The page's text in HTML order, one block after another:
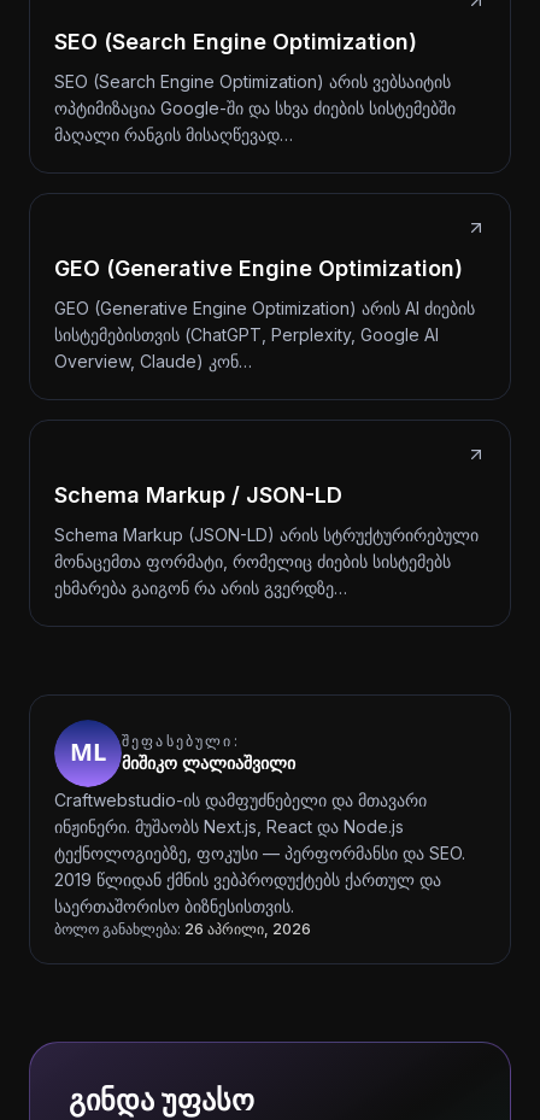
SEO (Search Engine Optimization)
SEO (Search Engine Optimization) არის ვებსაიტის
ოპტიმიზაცია Google-ში და სხვა ძიების სისტემებში
მაღალი რანგის მისაღწევად…
GEO (Generative Engine Optimization)
GEO (Generative Engine Optimization) არის AI ძიების
სისტემებისთვის (ChatGPT, Perplexity, Google AI
Overview, Claude) კონ…
Schema Markup / JSON-LD
Schema Markup (JSON-LD) არის სტრუქტურირებული
მონაცემთა ფორმატი, რომელიც ძიების სისტემებს
ეხმარება გაიგონ რა არის გვერდზე…
ᲨᲔᲤᲐᲡᲔᲑᲣᲚᲘ:
მიშიკო ლალიაშვილი
Craftwebstudio-ის დამფუძნებელი და მთავარი
ინჟინერი. მუშაობს Next.js, React და Node.js
ტექნოლოგიებზე, ფოკუსი — პერფორმანსი და SEO.
2019 წლიდან ქმნის ვებპროდუქტებს ქართულ და
საერთაშორისო ბიზნესისთვის.
ბოლო განახლება: 26 აპრილი, 2026
გინდა უფასო